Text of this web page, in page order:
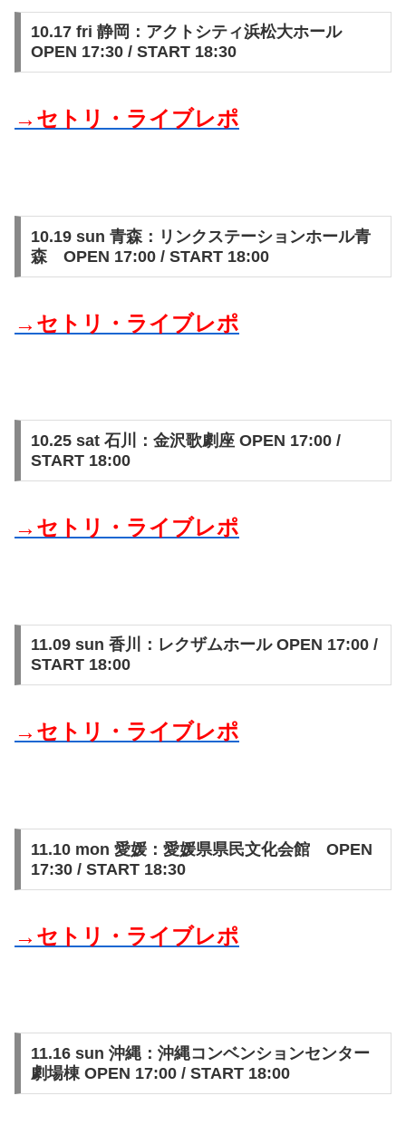
10.17 fri 静岡：アクトシティ浜松大ホール
OPEN 17:30 / START 18:30
→セトリ・ライブレポ
10.19 sun 青森：リンクステーションホール青
森 OPEN 17:00 / START 18:00
→セトリ・ライブレポ
10.25 sat 石川：金沢歌劇座 OPEN 17:00 /
START 18:00
→セトリ・ライブレポ
11.09 sun 香川：レクザムホール OPEN 17:00 /
START 18:00
→セトリ・ライブレポ
11.10 mon 愛媛：愛媛県県民文化会館 OPEN
17:30 / START 18:30
→セトリ・ライブレポ
11.16 sun 沖縄：沖縄コンベンションセンター
劇場棟 OPEN 17:00 / START 18:00